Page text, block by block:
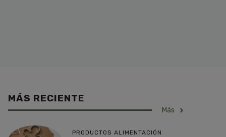
MÁS RECIENTE
Más
PRODUCTOS ALIMENTACIÓN